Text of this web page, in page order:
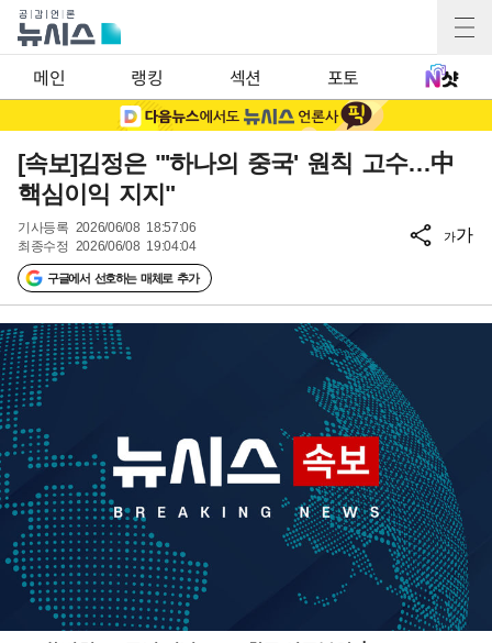
메인 랭킹 섹션 포토
[속보]김정은 "'하나의 중국' 원칙 고수…中
핵심이익 지지"
기사등록 2026/06/08 18:57:06
최종수정 2026/06/08 19:04:04
구글에서 선호하는 매체로 추가
가가